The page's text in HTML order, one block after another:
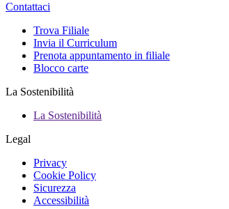
Contattaci
Trova Filiale
Invia il Curriculum
Prenota appuntamento in filiale
Blocco carte
La Sostenibilità
La Sostenibilità
Legal
Privacy
Cookie Policy
Sicurezza
Accessibilità